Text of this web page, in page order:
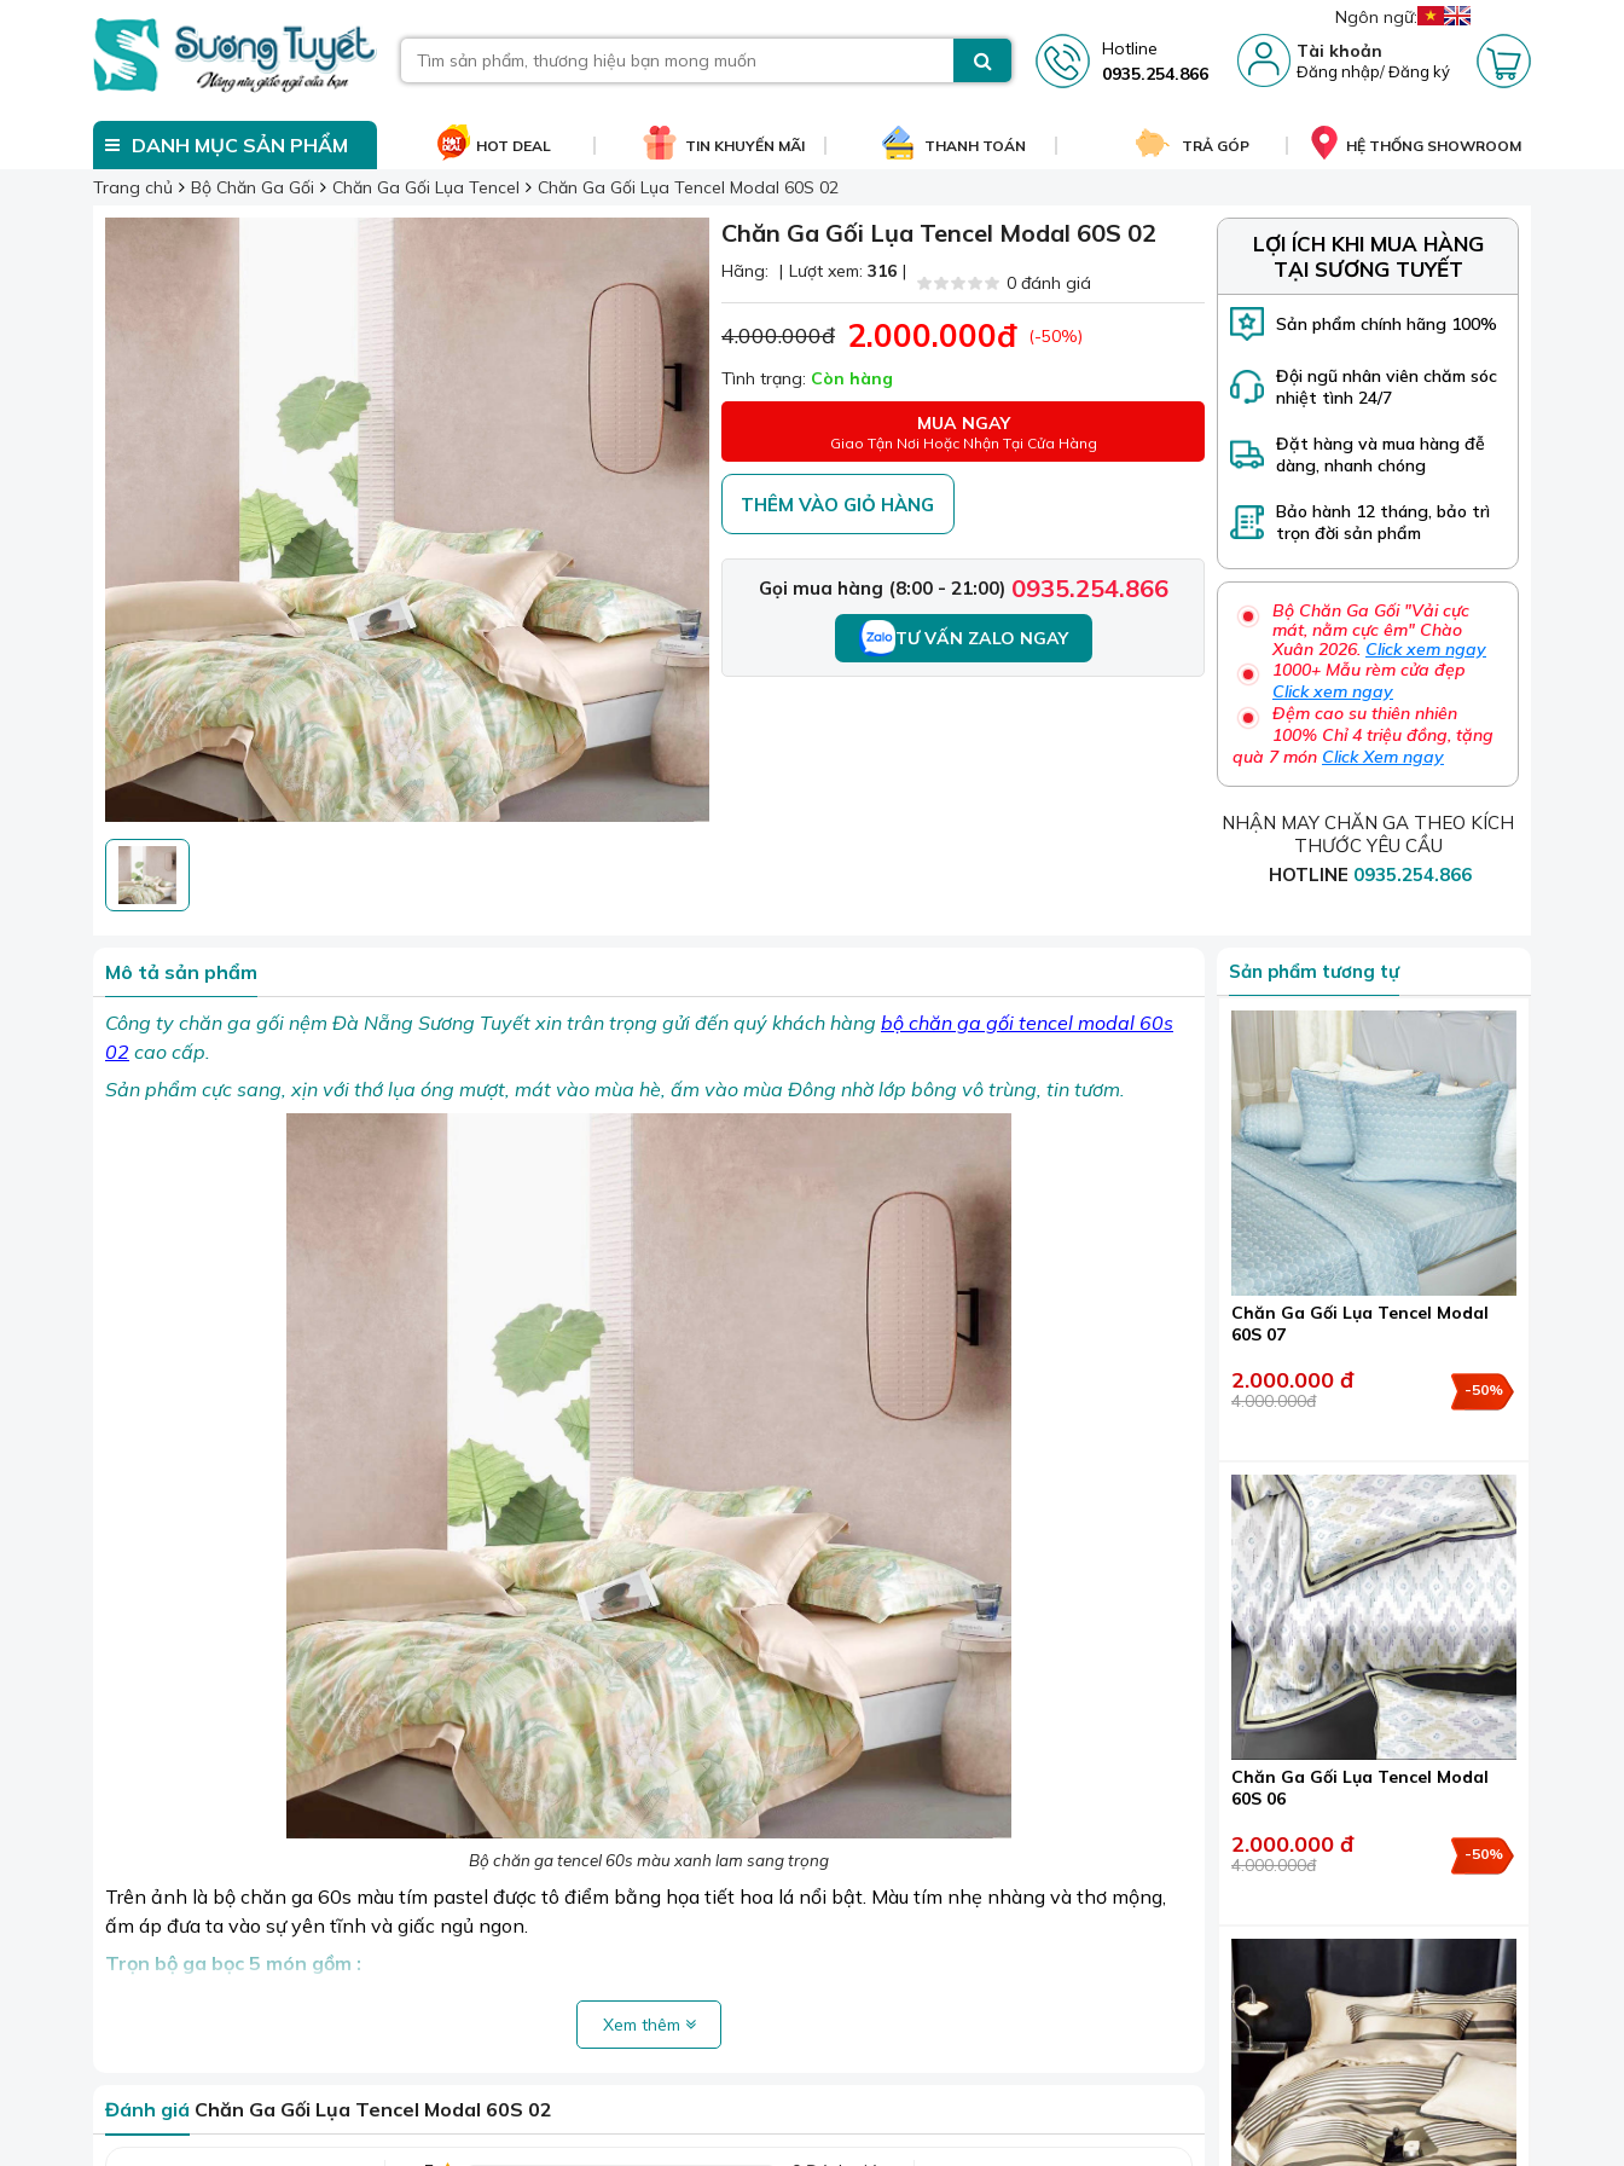
Ngôn ngữ:
Hotline
0935.254.866
Tài khoản
Đăng nhập/Đăng ký
DANH MỤC SẢN PHẨM HOT DEAL TIN KHUYẾN MÃI THANH TOÁN TRẢ GÓP HỆ THỐNG SHOWROOM
Trang chủ Bộ Chăn Ga Gối Chăn Ga Gối Lụa Tencel Chăn Ga Gối Lụa Tencel Modal 60S 02
Chăn Ga Gối Lụa Tencel Modal 60S 02
Hãng: | Lượt xem: 316 |
0 đánh giá
4.000.000đ 2.000.000đ
(-50%)
Tình trạng: Còn hàng
MUA NGAY
Giao Tận Nơi Hoặc Nhận Tại Cửa Hàng
THÊM VÀO GIỎ HÀNG
Gọi mua hàng (8:00 - 21:00) 0935.254.866
TƯ VẤN ZALO NGAY
LỢI ÍCH KHI MUA HÀNG
TẠI SƯƠNG TUYẾT
Sản phẩm chính hãng 100%
Đội ngũ nhân viên chăm sóc
nhiệt tình 24/7
Đặt hàng và mua hàng đễ
dàng, nhanh chóng
Bảo hành 12 tháng, bảo trì
trọn đời sản phẩm
Bộ Chăn Ga Gối "Vải cực
mát, nằm cực êm" Chào
Xuân 2026. Click xem ngay
1000+ Mẫu rèm cửa đẹp
Click xem ngay
Đệm cao su thiên nhiên
100% Chỉ 4 triệu đồng, tặng
quà 7 món Click Xem ngay
NHẬN MAY CHĂN GA THEO KÍCH
THƯỚC YÊU CẦU
HOTLINE 0935.254.866
Mô tả sản phẩm
Công ty chăn ga gối nệm Đà Nẵng Sương Tuyết xin trân trọng gửi đến quý khách hàng bộ chăn ga gối tencel modal 60s
02 cao cấp.
Sản phẩm cực sang, xịn với thớ lụa óng mượt, mát vào mùa hè, ấm vào mùa Đông nhờ lớp bông vô trùng, tin tươm.
Bộ chăn ga tencel 60s màu xanh lam sang trọng
Trên ảnh là bộ chăn ga 60s màu tím pastel được tô điểm bằng họa tiết hoa lá nổi bật. Màu tím nhẹ nhàng và thơ mộng,
ấm áp đưa ta vào sự yên tĩnh và giấc ngủ ngon.
Trọn bộ ga bọc 5 món gồm :
1 x Vỏ gối ôm: 35 x 100
Chăn ga Đà Nẵng
Xem thêm
Đánh giá Chăn Ga Gối Lụa Tencel Modal 60S 02
Sản phẩm tương tự
Chăn Ga Gối Lụa Tencel Modal
60S 07
2.000.000 đ
4.000.000đ
-50%
Chăn Ga Gối Lụa Tencel Modal
60S 06
2.000.000 đ
4.000.000đ
-50%